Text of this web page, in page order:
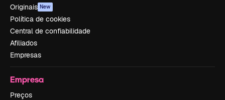
Originais New
Política de cookies
Central de confiabilidade
Afiliados
Empresas
Empresa
Preços